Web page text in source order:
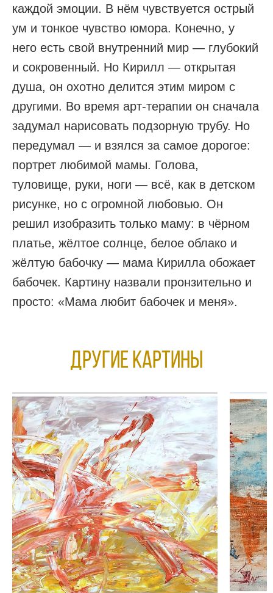
каждой эмоции. В нём чувствуется острый
ум и тонкое чувство юмора. Конечно, у
него есть свой внутренний мир — глубокий
и сокровенный. Но Кирилл — открытая
душа, он охотно делится этим миром с
другими. Во время арт-терапии он сначала
задумал нарисовать подзорную трубу. Но
передумал — и взялся за самое дорогое:
портрет любимой мамы. Голова,
туловище, руки, ноги — всё, как в детском
рисунке, но с огромной любовью. Он
решил изобразить только маму: в чёрном
платье, жёлтое солнце, белое облако и
жёлтую бабочку — мама Кирилла обожает
бабочек. Картину назвали пронзительно и
просто: «Мама любит бабочек и меня».
Другие КАРТИНЫ